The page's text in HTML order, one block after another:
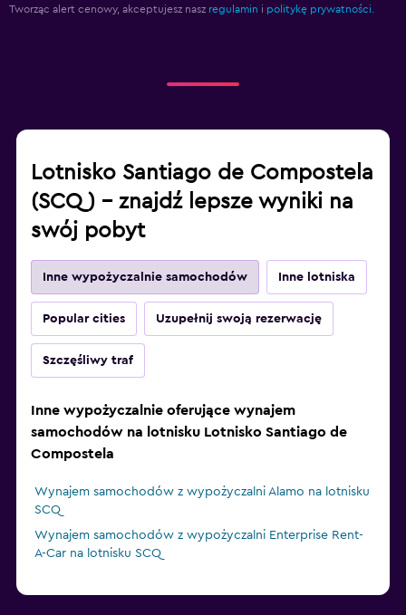
Tworząc alert cenowy, akceptujesz nasz regulamin i politykę prywatności.
Lotnisko Santiago de Compostela
(SCQ) – znajdź lepsze wyniki na
swój pobyt
Inne wypożyczalnie samochodów Inne lotniska
Popular cities Uzupełnij swoją rezerwację
Szczęśliwy traf
Inne wypożyczalnie oferujące wynajem
samochodów na lotnisku Lotnisko Santiago de
Compostela
Wynajem samochodów z wypożyczalni Alamo na lotnisku
SCQ
Wynajem samochodów z wypożyczalni Enterprise Rent-
A-Car na lotnisku SCQ